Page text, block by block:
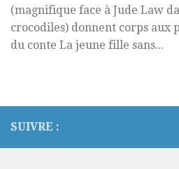
(magnifique face à Jude Law
crocodiles) donnent corps aux
du conte La jeune fille sans...
SUIVRE :